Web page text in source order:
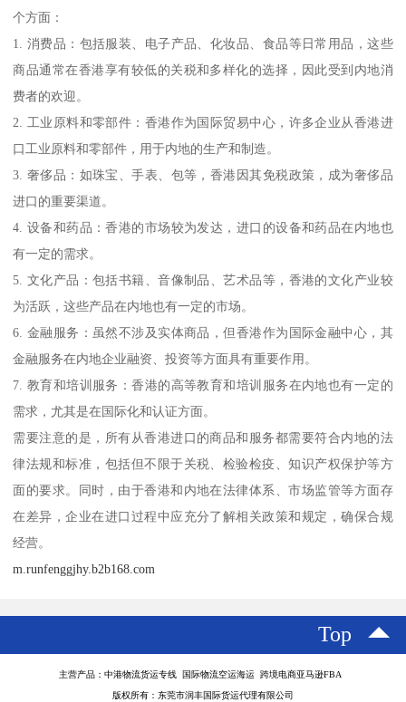
个方面：
1. 消费品：包括服装、电子产品、化妆品、食品等日常用品，这些
商品通常在香港享有较低的关税和多样化的选择，因此受到内地消
费者的欢迎。
2. 工业原料和零部件：香港作为国际贸易中心，许多企业从香港进
口工业原料和零部件，用于内地的生产和制造。
3. 奢侈品：如珠宝、手表、包等，香港因其免税政策，成为奢侈品
进口的重要渠道。
4. 设备和药品：香港的市场较为发达，进口的设备和药品在内地也
有一定的需求。
5. 文化产品：包括书籍、音像制品、艺术品等，香港的文化产业较
为活跃，这些产品在内地也有一定的市场。
6. 金融服务：虽然不涉及实体商品，但香港作为国际金融中心，其
金融服务在内地企业融资、投资等方面具有重要作用。
7. 教育和培训服务：香港的高等教育和培训服务在内地也有一定的
需求，尤其是在国际化和认证方面。
需要注意的是，所有从香港进口的商品和服务都需要符合内地的法
律法规和标准，包括但不限于关税、检验检疫、知识产权保护等方
面的要求。同时，由于香港和内地在法律体系、市场监管等方面存
在差异，企业在进口过程中应充分了解相关政策和规定，确保合规
经营。
m.runfenggjhy.b2b168.com
Top
主营产品：中港物流货运专线 国际物流空运海运 跨境电商亚马逊FBA
版权所有：东莞市润丰国际货运代理有限公司